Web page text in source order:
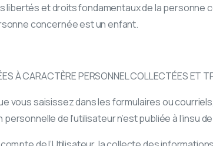
libertés et droits fondamentaux de la
concernée est un enfant.
À CARACTÈRE PERSONNEL COLLECTÉES ET
vous saisissez dans les formulaires ou
de l’utilisateur n’est publiée à